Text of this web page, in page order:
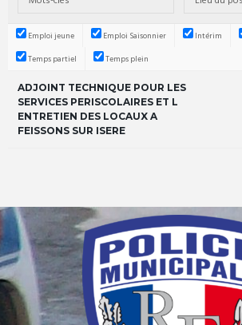
Emploi jeune Emploi Saisonnier Intérim
Temps partiel
Temps plein
ADJOINT TECHNIQUE POUR LES
SERVICES PERISCOLAIRES ET L
ENTRETIEN DES LOCAUX A
FEISSONS SUR ISERE